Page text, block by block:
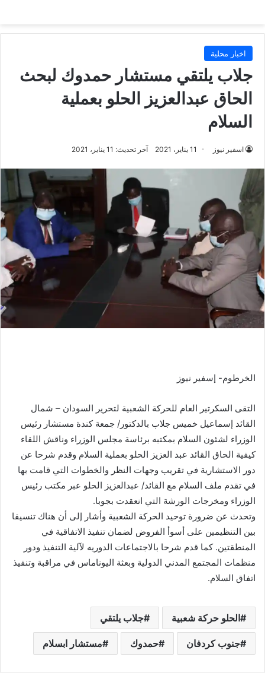
اخبار محلية
جلاب يلتقي مستشار حمدوك لبحث
الحاق عبدالعزيز الحلو بعملية
السلام
اسفير نيوز 11 يناير، 2021 آخر تحديث: 11 يناير، 2021
الخرطوم- إسفير نيوز
التقى السكرتير العام للحركة الشعبية لتحرير السودان – شمال
القائد إسماعيل خميس جلاب بالدكتور/ جمعة كندة مستشار رئيس
الوزراء لشئون السلام بمكتبه برئاسة مجلس الوزراء وناقش اللقاء
كيفية الحاق القائد عبد العزيز الحلو بعملية السلام وقدم شرحا عن
دور الاستشارية في تقريب وجهات النظر والخطوات التي قامت بها
في تقدم ملف السلام مع القائد/ عبدالعزيز الحلو عبر مكتب رئيس
الوزراء ومخرجات الورشة التي انعقدت بجوبا.
وتحدث عن ضرورة توحيد الحركة الشعبية وأشار إلى أن هناك تنسيقا
بين التنظيمين على أسوأ الفروض لضمان تنفيذ الاتفاقية في
المنطقتين. كما قدم شرحا بالاجتماعات الدوريه لآلية التنفيذ ودور
منظمات المجتمع المدني الدولية وبعثة اليوناماس في مراقبة وتنفيذ
اتفاق السلام.
الحلو حركة شعبية جلاب يلتقي
جنوب كردفان حمدوك مستشار ابسلام